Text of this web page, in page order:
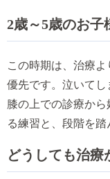
2歳～5歳のお子
この時期は、治療
優先です。泣いて
膝の上での診療か
る練習と、段階を踏
どうしても治療